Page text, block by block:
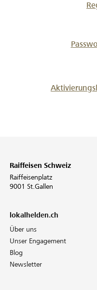
Raiffeisen Schweiz
Raiffeisenplatz
9001 St.Gallen
lokalhelden.ch
Über uns
Unser Engagement
Blog
Newsletter